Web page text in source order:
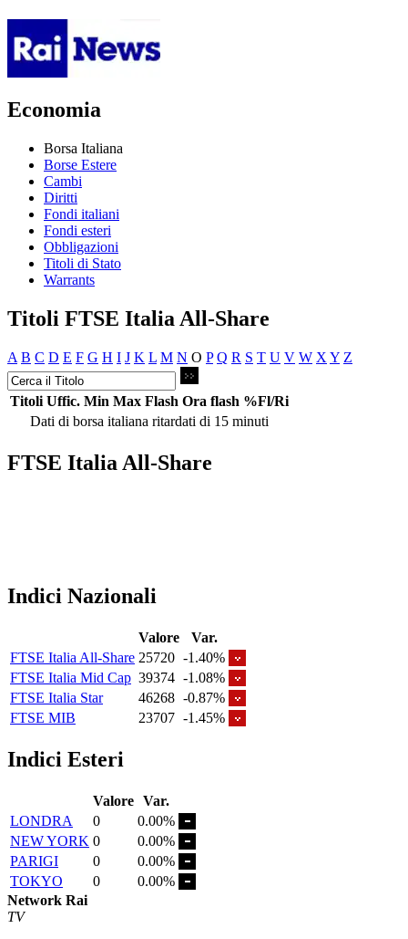
Economia
Borsa Italiana
Borse Estere
Cambi
Diritti
Fondi italiani
Fondi esteri
Obbligazioni
Titoli di Stato
Warrants
Titoli FTSE Italia All-Share
A B C D E F G H I J K L M N O P Q R S T U V W X Y Z
Titoli Uffic. Min Max Flash Ora flash %Fl/Ri
Dati di borsa italiana ritardati di 15 minuti
FTSE Italia All-Share
Indici Nazionali
Valore
Var.
FTSE Italia All-Share 25720 -1.40%
FTSE Italia Mid Cap 39374 -1.08%
FTSE Italia Star
46268 -0.87%
FTSE MIB
23707 -1.45%
Indici Esteri
Valore Var.
LONDRA
0
0.00%
NEW YORK 0
0.00%
PARIGI
0
0.00%
TOKYO
0
0.00%
Network Rai
TV